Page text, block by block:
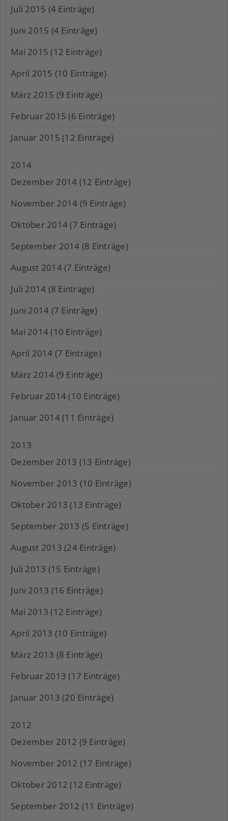
Juli 2015 (4 Einträge)
Juni 2015 (4 Einträge)
Mai 2015 (12 Einträge)
April 2015 (10 Einträge)
März 2015 (9 Einträge)
Februar 2015 (6 Einträge)
Januar 2015 (12 Einträge)
2014
Dezember 2014 (12 Einträge)
November 2014 (9 Einträge)
Oktober 2014 (7 Einträge)
September 2014 (8 Einträge)
August 2014 (7 Einträge)
Juli 2014 (8 Einträge)
Juni 2014 (7 Einträge)
Mai 2014 (10 Einträge)
April 2014 (7 Einträge)
März 2014 (9 Einträge)
Februar 2014 (10 Einträge)
Januar 2014 (11 Einträge)
2013
Dezember 2013 (13 Einträge)
November 2013 (10 Einträge)
Oktober 2013 (13 Einträge)
September 2013 (5 Einträge)
August 2013 (24 Einträge)
Juli 2013 (15 Einträge)
Juni 2013 (16 Einträge)
Mai 2013 (12 Einträge)
April 2013 (10 Einträge)
März 2013 (8 Einträge)
Februar 2013 (17 Einträge)
Januar 2013 (20 Einträge)
2012
Dezember 2012 (9 Einträge)
November 2012 (17 Einträge)
Oktober 2012 (12 Einträge)
September 2012 (11 Einträge)